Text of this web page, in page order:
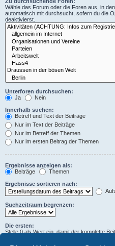
Wähle das Forum oder die Foren aus, in
automatisch mit durchsucht, sofern du die
deaktivierst.
Unterforen durchsuchen:
Ja
Nein
Innerhalb suchen:
Betreff und Text der Beiträge
Nur im Text der Beiträge
Nur im Betreff der Themen
Nur im ersten Beitrag der Themen
Ergebnisse anzeigen als:
Beiträge
Themen
Ergebnisse sortieren nach:
Suchzeitraum begrenzen:
Die ersten:
Stelle 0 als Wert ein, damit der komplette